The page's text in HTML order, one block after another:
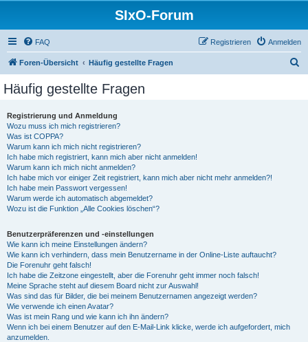
SIxO-Forum
FAQ Anmelden
Registrieren
Foren-Übersicht Häufig gestellte Fragen
Häufig gestellte Fragen
Registrierung und Anmeldung
Wozu muss ich mich registrieren?
Was ist COPPA?
Warum kann ich mich nicht registrieren?
Ich habe mich registriert, kann mich aber nicht anmelden!
Warum kann ich mich nicht anmelden?
Ich habe mich vor einiger Zeit registriert, kann mich aber nicht mehr anmelden?!
Ich habe mein Passwort vergessen!
Warum werde ich automatisch abgemeldet?
Wozu ist die Funktion „Alle Cookies löschen“?
Benutzerpräferenzen und -einstellungen
Wie kann ich meine Einstellungen ändern?
Wie kann ich verhindern, dass mein Benutzername in der Online-Liste auftaucht?
Die Forenuhr geht falsch!
Ich habe die Zeitzone eingestellt, aber die Forenuhr geht immer noch falsch!
Meine Sprache steht auf diesem Board nicht zur Auswahl!
Was sind das für Bilder, die bei meinem Benutzernamen angezeigt werden?
Wie verwende ich einen Avatar?
Was ist mein Rang und wie kann ich ihn ändern?
Wenn ich bei einem Benutzer auf den E-Mail-Link klicke, werde ich aufgefordert, mich
anzumelden.